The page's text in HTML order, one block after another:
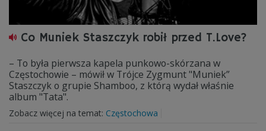
Co Muniek Staszczyk robił przed T.Love?
– To była pierwsza kapela punkowo-skórzana w
Częstochowie – mówił w Trójce Zygmunt "Muniek”
Staszczyk o grupie Shamboo, z którą wydał właśnie
album "Tata".
Zobacz więcej na temat: Częstochowa